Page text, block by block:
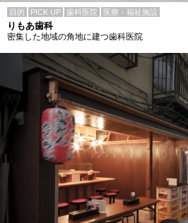
目的 PICK UP 歯科医院 医療・福祉施設
りもあ歯科
密集した地域の角地に建つ歯科医院